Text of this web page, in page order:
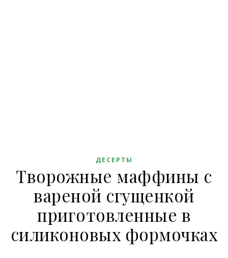
ДЕСЕРТЫ
Творожные маффины с
вареной сгущенкой
приготовленные в
силиконовых формочках